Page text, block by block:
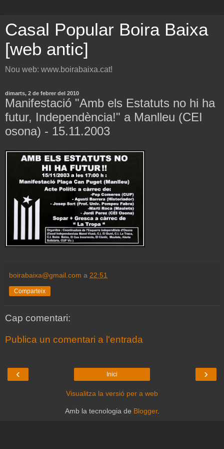
Casal Popular Boira Baixa
[web antic]
Nou web: www.boirabaixa.cat!
dimarts, 2 de febrer del 2010
Manifestació "Amb els Estatuts no hi ha
futur, Independència!" a Manlleu (CEI
osona) - 15.11.2003
boirabaixa@gmail.com a 22:51
Comparteix
Cap comentari:
Publica un comentari a l'entrada
‹ ›
Inici
Visualitza la versió per a web
Amb la tecnologia de Blogger.